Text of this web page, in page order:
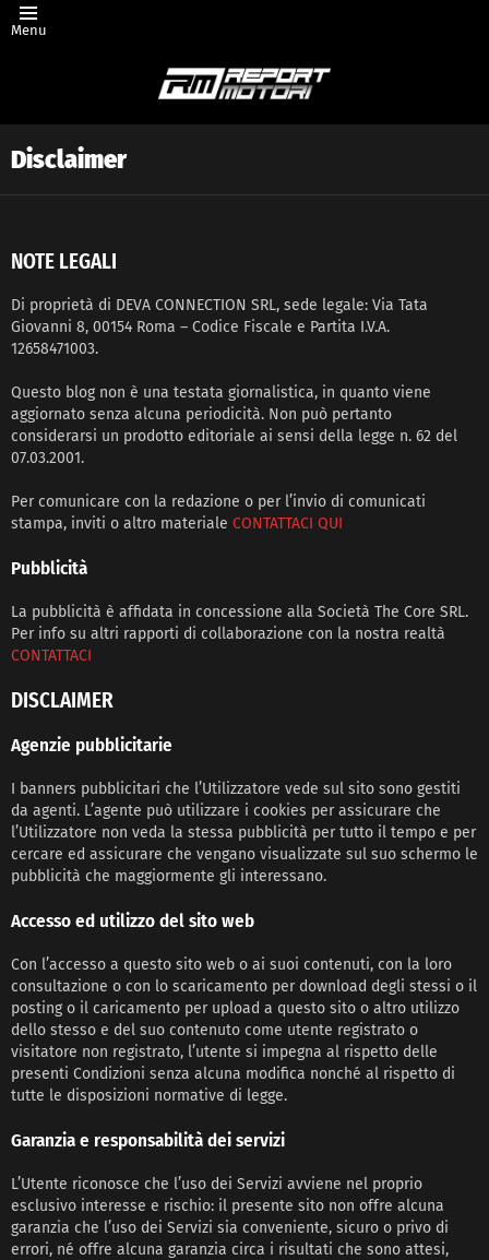
Menu
Disclaimer
NOTE LEGALI
Di proprietà di DEVA CONNECTION SRL, sede legale: Via Tata
Giovanni 8, 00154 Roma – Codice Fiscale e Partita I.V.A.
12658471003.
Questo blog non è una testata giornalistica, in quanto viene
aggiornato senza alcuna periodicità. Non può pertanto
considerarsi un prodotto editoriale ai sensi della legge n. 62 del
07.03.2001.
Per comunicare con la redazione o per l’invio di comunicati
stampa, inviti o altro materiale CONTATTACI QUI
Pubblicità
La pubblicità è affidata in concessione alla Società The Core SRL.
Per info su altri rapporti di collaborazione con la nostra realtà
CONTATTACI
DISCLAIMER
Agenzie pubblicitarie
I banners pubblicitari che l’Utilizzatore vede sul sito sono gestiti
da agenti. L’agente può utilizzare i cookies per assicurare che
l’Utilizzatore non veda la stessa pubblicità per tutto il tempo e per
cercare ed assicurare che vengano visualizzate sul suo schermo le
pubblicità che maggiormente gli interessano.
Accesso ed utilizzo del sito web
Con l’accesso a questo sito web o ai suoi contenuti, con la loro
consultazione o con lo scaricamento per download degli stessi o il
posting o il caricamento per upload a questo sito o altro utilizzo
dello stesso e del suo contenuto come utente registrato o
visitatore non registrato, l’utente si impegna al rispetto delle
presenti Condizioni senza alcuna modifica nonché al rispetto di
tutte le disposizioni normative di legge.
Garanzia e responsabilità dei servizi
L’Utente riconosce che l’uso dei Servizi avviene nel proprio
esclusivo interesse e rischio: il presente sito non offre alcuna
garanzia che l’uso dei Servizi sia conveniente, sicuro o privo di
errori, né offre alcuna garanzia circa i risultati che sono attesi,